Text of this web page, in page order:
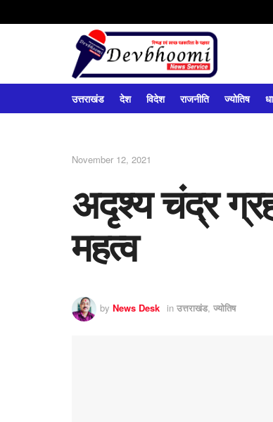
उत्तराखंड देश विदेश राजनीति ज्योतिष
November 12, 2021
अदृश्य चंद्र
महत्व
by News Desk in उत्तराखंड, ज्योतिष